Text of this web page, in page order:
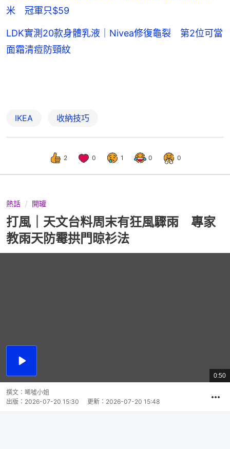
米 冠軍只$59
LDK實測20款身體乳液｜Nivea修復龜裂 第2位可當
面霜清痘防頸紋
IKEA 收納技巧
2 0 1 0 0
熱話 開罐
打風｜天文台料周末有狂風驟雨 專家
教雨天防霉拱門晾衫法
播
總
共
0:50
撰文： 唏噓小姐
出版： 2026-07-20 15:30 更新： 2026-07-20 15:48